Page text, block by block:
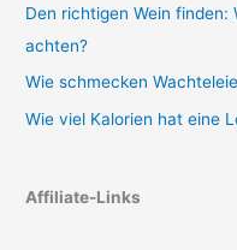
Den richtigen Wein
achten?
Wie schmecken
Wie viel Kalorien hat eine
Affiliate-Links